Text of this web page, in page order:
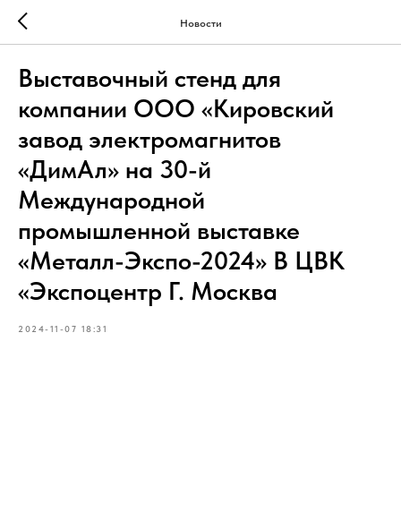
Новости
Выставочный стенд для
компании ООО «Кировский
завод электромагнитов
«ДимАл» на 30-й
Международной
промышленной выставке
«Металл-Экспо-2024» В ЦВК
«Экспоцентр Г. Москва
2024-11-07 18:31